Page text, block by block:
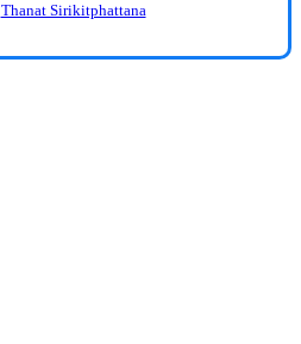
Thanat Sirikitphattana